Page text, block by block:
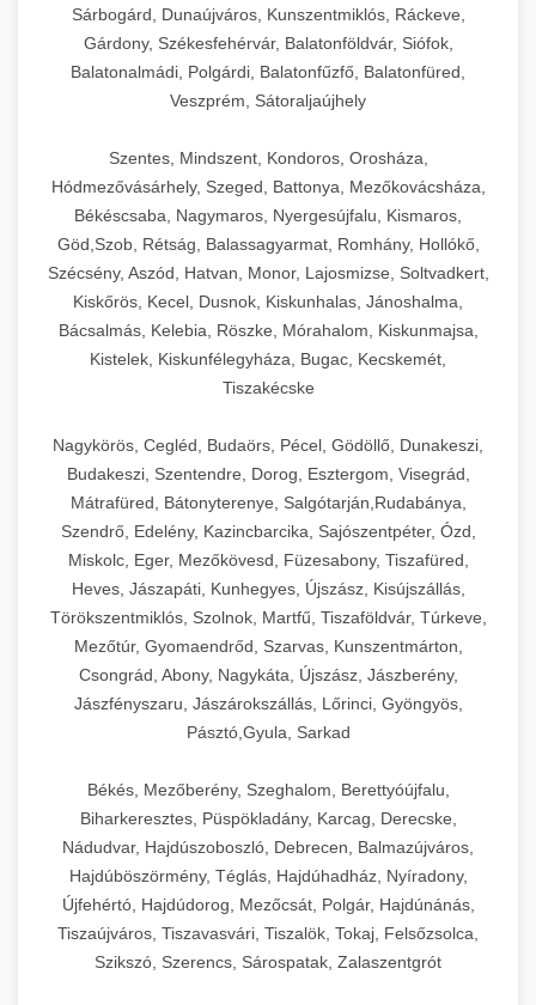
Sárbogárd, Dunaújváros, Kunszentmiklós, Ráckeve,
Gárdony, Székesfehérvár, Balatonföldvár, Siófok,
Balatonalmádi, Polgárdi, Balatonfűzfő, Balatonfüred,
Veszprém, Sátoraljaújhely
Szentes, Mindszent, Kondoros, Orosháza,
Hódmezővásárhely, Szeged, Battonya, Mezőkovácsháza,
Békéscsaba, Nagymaros, Nyergesújfalu, Kismaros,
Göd,Szob, Rétság, Balassagyarmat, Romhány, Hollókő,
Szécsény, Aszód, Hatvan, Monor, Lajosmizse, Soltvadkert,
Kiskőrös, Kecel, Dusnok, Kiskunhalas, Jánoshalma,
Bácsalmás, Kelebia, Röszke, Mórahalom, Kiskunmajsa,
Kistelek, Kiskunfélegyháza, Bugac, Kecskemét,
Tiszakécske
Nagykörös, Cegléd, Budaörs, Pécel, Gödöllő, Dunakeszi,
Budakeszi, Szentendre, Dorog, Esztergom, Visegrád,
Mátrafüred, Bátonyterenye, Salgótarján,Rudabánya,
Szendrő, Edelény, Kazincbarcika, Sajószentpéter, Ózd,
Miskolc, Eger, Mezőkövesd, Füzesabony, Tiszafüred,
Heves, Jászapáti, Kunhegyes, Újszász, Kisújszállás,
Törökszentmiklós, Szolnok, Martfű, Tiszaföldvár, Túrkeve,
Mezőtúr, Gyomaendrőd, Szarvas, Kunszentmárton,
Csongrád, Abony, Nagykáta, Újszász, Jászberény,
Jászfényszaru, Jászárokszállás, Lőrinci, Gyöngyös,
Pásztó,Gyula, Sarkad
Békés, Mezőberény, Szeghalom, Berettyóújfalu,
Biharkeresztes, Püspökladány, Karcag, Derecske,
Nádudvar, Hajdúszoboszló, Debrecen, Balmazújváros,
Hajdúböszörmény, Téglás, Hajdúhadház, Nyíradony,
Újfehértó, Hajdúdorog, Mezőcsát, Polgár, Hajdúnánás,
Tiszaújváros, Tiszavasvári, Tiszalök, Tokaj, Felsőzsolca,
Szikszó, Szerencs, Sárospatak, Zalaszentgrót